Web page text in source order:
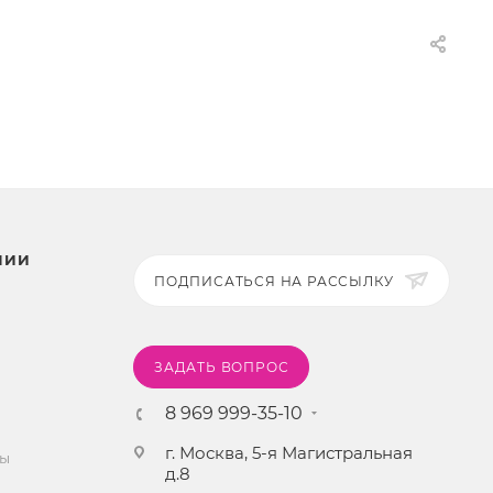
ПОДПИСАТЬСЯ НА РАССЫЛКУ
ЗАДАТЬ ВОПРОС
8 969 999-35-10
г. Москва, 5-я Магистральная
д.8